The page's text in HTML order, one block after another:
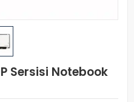
Sersisi Notebook